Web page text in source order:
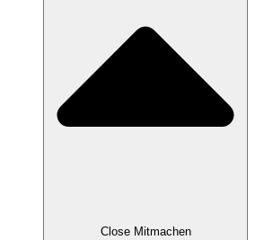
Close Mitmachen